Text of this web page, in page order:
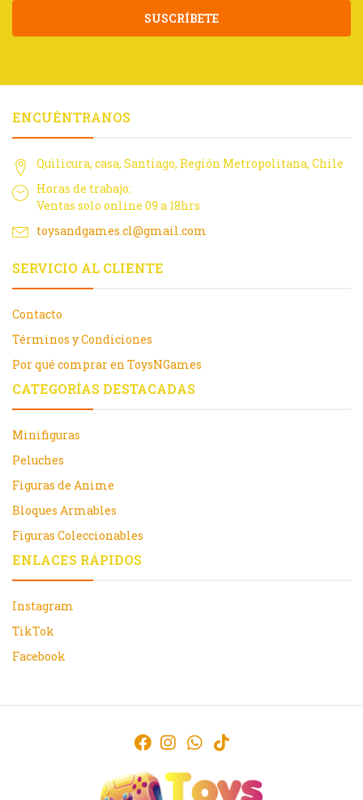
SUSCRÍBETE
ENCUÉNTRANOS
Quilicura, casa, Santiago, Región Metropolitana, Chile
Horas de trabajo:
Ventas solo online 09 a 18hrs
toysandgames.cl@gmail.com
SERVICIO AL CLIENTE
Contacto
Términos y Condiciones
Por qué comprar en ToysNGames
CATEGORÍAS DESTACADAS
Minifiguras
Peluches
Figuras de Anime
Bloques Armables
Figuras Coleccionables
ENLACES RÁPIDOS
Instagram
TikTok
Facebook